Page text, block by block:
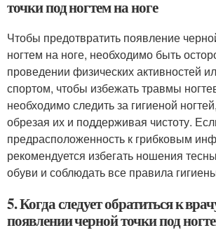
точки под ногтем на ноге
Чтобы предотвратить появление
ногтем на ноге, необходимо быть
проведении физических активностей
спортом, чтобы избежать травмы
необходимо следить за гигиеной
обрезая их и поддерживая чистоту.
предрасположенность к грибковым
рекомендуется избегать ношения
обуви и соблюдать все правила
5. Когда следует обратиться к
появлении черной точки под